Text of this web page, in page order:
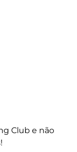
Club e não